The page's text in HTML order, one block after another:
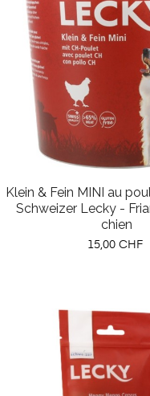
Klein & Fein MINI au
Schweizer Lecky -
chien
Prix
15,00 CHF